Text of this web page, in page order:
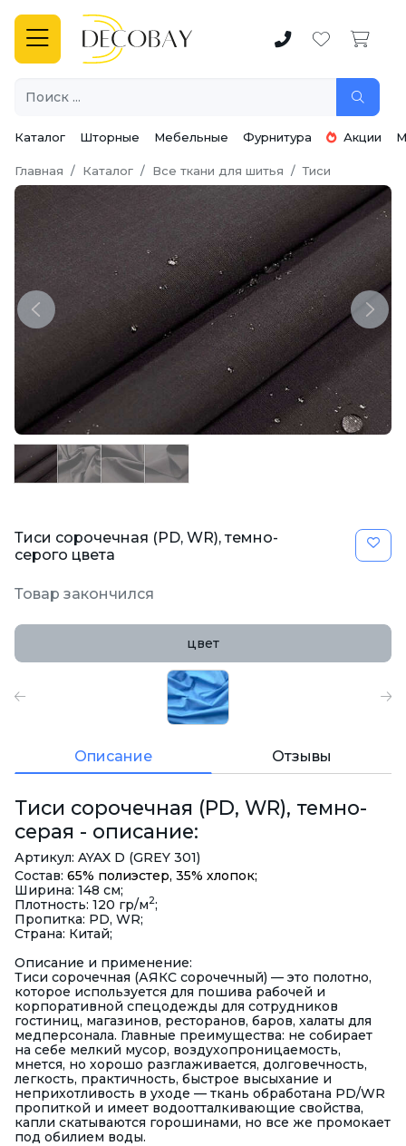
Каталог Шторные Мебельные Фурнитура Акции
Главная Каталог Все ткани для шитья Тиси
Previous Next
Тиси сорочечная (PD, WR), темно-
серого цвета
Товар закончился
цвет
Описание Отзывы
Тиси сорочечная (PD, WR), темно-
серая - описание:
Артикул: AYAX D (GREY 301)
Состав: 65% полиэстер, 35% хлопок;
Ширина: 148 см;
Плотность: 120 гр/м2;
Пропитка: PD, WR;
Страна: Китай;
Описание и применение:
Тиси сорочечная (АЯКС сорочечный) — это полотно,
которое используется для пошива рабочей и
корпоративной спецодежды для сотрудников
гостиниц, магазинов, ресторанов, баров, халаты для
медперсонала. Главные преимущества: не собирает
на себе мелкий мусор, воздухопроницаемость,
мнется, но хорошо разглаживается, долговечность,
легкость, практичность, быстрое высыхание и
неприхотливость в уходе — ткань обработана PD/WR
пропиткой и имеет водоотталкивающие свойства,
капли скатываются горошинами, но все же промокает
под обилием воды.